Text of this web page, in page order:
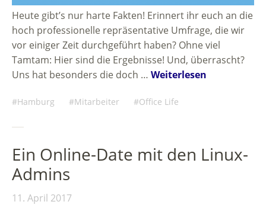
Heute gibt’s nur harte Fakten! Erinnert ihr euch an die
hoch professionelle repräsentative Umfrage, die wir
vor einiger Zeit durchgeführt haben? Ohne viel
Tamtam: Hier sind die Ergebnisse! Und, überrascht?
Uns hat besonders die doch … Weiterlesen
Hamburg Mitarbeiter Office Life
Ein Online-Date mit den Linux-
Admins
11. April 2017